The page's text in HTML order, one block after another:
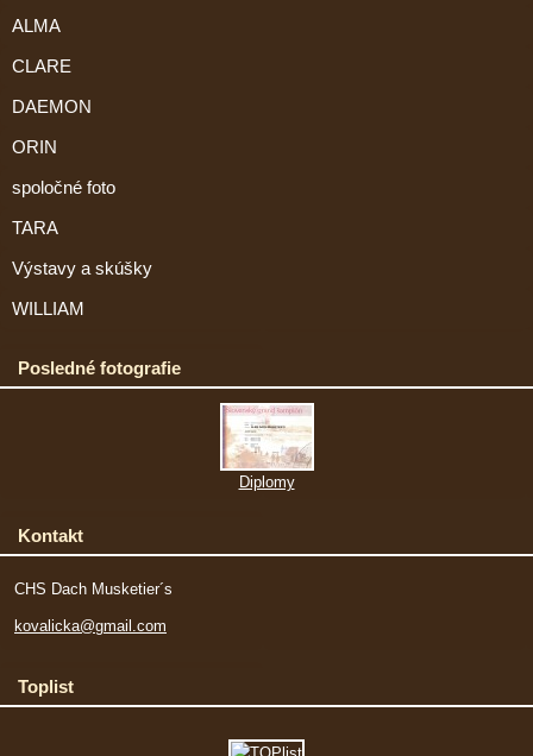
ALMA
CLARE
DAEMON
ORIN
spoločné foto
TARA
Výstavy a skúšky
WILLIAM
Posledné fotografie
Diplomy
Kontakt
CHS Dach Musketier´s
kovalicka@gmail.com
Toplist